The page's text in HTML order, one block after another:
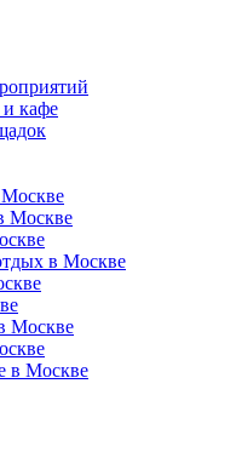
и кафе
Москве
Москве
в Москве
Москве
в Москве